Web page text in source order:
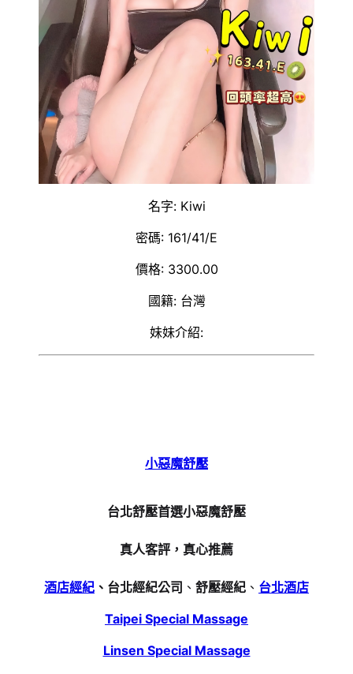
名字: Kiwi
密碼: 161/41/E
價格: 3300.00
國籍: 台灣
妹妹介紹:
小惡魔舒壓
台北舒壓首選小惡魔舒壓
真人客評，真心推薦
酒店經紀 、台北經紀公司 、 舒壓經紀 、 台北酒店
Taipei Special Massage
Linsen Special Massage